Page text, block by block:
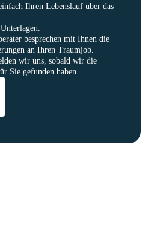
Ihren Lebenslauf über das
besprechen mit Ihnen die
an Ihren Traumjob.
wir uns, sobald wir die
Sie gefunden haben.